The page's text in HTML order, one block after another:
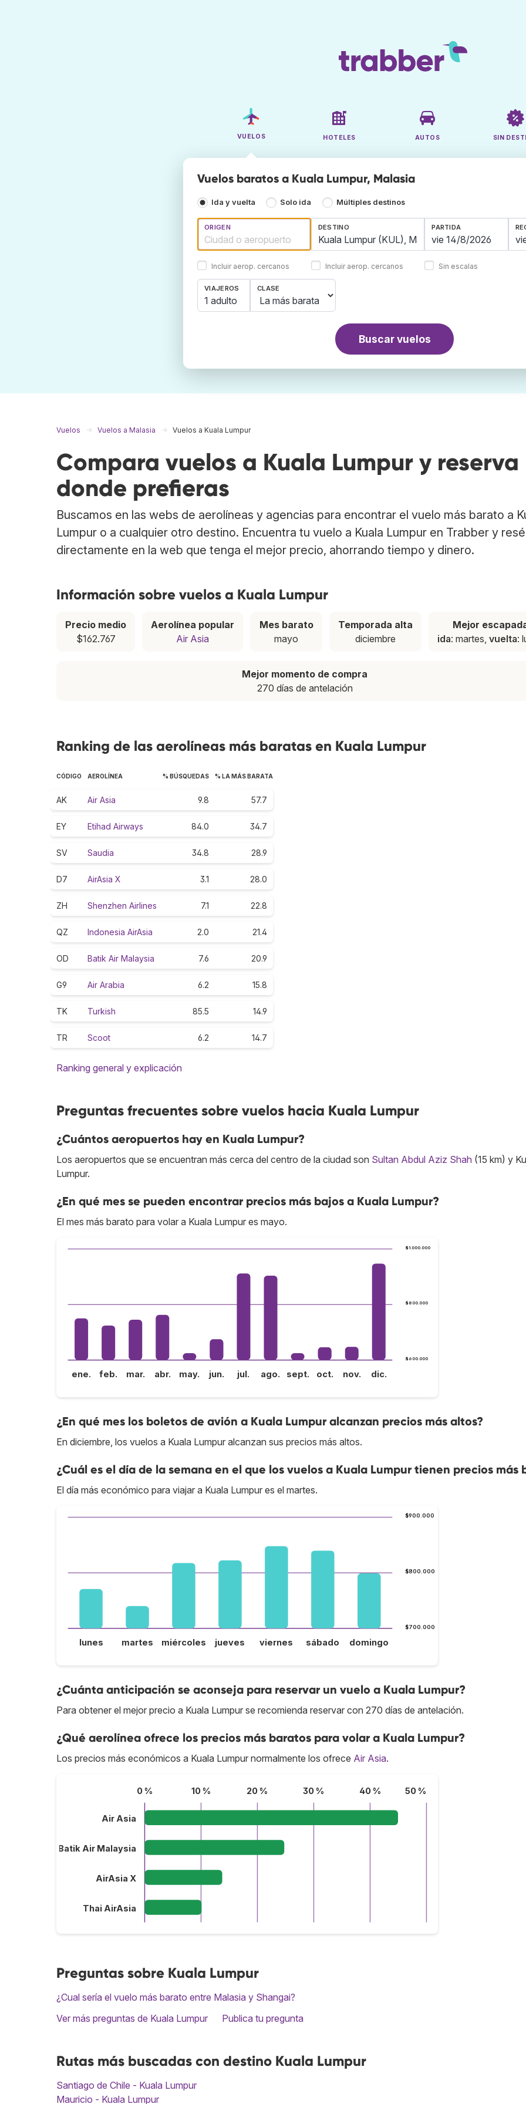
VUELOS HOTELES AUTOS SIN
Vuelos baratos a Kuala Lumpur, Malasia
Ida y vuelta Solo ida Múltiples destinos
ORIGEN
Incluir aerop. cercanos
DESTINO
Incluir aerop. cercanos
PARTIDA
Sin escalas
VIAJEROS
1 adulto
CLASE
Buscar vuelos
Vuelos Vuelos a Malasia Vuelos a Kuala Lumpur
Compara vuelos a Kuala Lumpur y reserva
donde prefieras
Buscamos en las webs de aerolíneas y agencias para encontrar el vuelo más barato a
Lumpur o a cualquier otro destino. Encuentra tu vuelo a Kuala Lumpur en Trabber y
directamente en la web que tenga el mejor precio, ahorrando tiempo y dinero.
Información sobre vuelos a Kuala Lumpur
Precio medio
$162.767
Aerolínea popular
Air Asia
Mes barato
mayo
Temporada alta
diciembre
Mejor
ida: martes, vuelta:
Mejor momento de compra
270 días de antelación
Ranking de las aerolíneas más baratas en Kuala Lumpur
CÓDIGO AEROLÍNEA % BÚSQUEDAS % LA MÁS BARATA
AK Air Asia 9.8 57.7
EY Etihad Airways 84.0 34.7
SV Saudia 34.8 28.9
D7 AirAsia X 3.1 28.0
ZH Shenzhen Airlines 7.1 22.8
QZ Indonesia AirAsia 2.0 21.4
OD Batik Air Malaysia 7.6 20.9
G9 Air Arabia 6.2 15.8
TK Turkish 85.5 14.9
TR Scoot 6.2 14.7
Ranking general y explicación
Preguntas frecuentes sobre vuelos hacia Kuala Lumpur
¿Cuántos aeropuertos hay en Kuala Lumpur?
Los aeropuertos que se encuentran más cerca del centro de la ciudad son Sultan Abdul Aziz Shah (15 km) y
Lumpur.
¿En qué mes se pueden encontrar precios más bajos a Kuala Lumpur?
El mes más barato para volar a Kuala Lumpur es mayo.
$600.000
$800.000
$1.000.000
ene. feb. mar. abr. may. jun. jul. ago. sept. oct. nov. dic.
¿En qué mes los boletos de avión a Kuala Lumpur alcanzan precios más altos?
En diciembre, los vuelos a Kuala Lumpur alcanzan sus precios más altos.
¿Cuál es el día de la semana en el que los vuelos a Kuala Lumpur tienen precios más
El día más económico para viajar a Kuala Lumpur es el martes.
$700.000
$800.000
$900.000
lunes martes miércoles jueves viernes sábado domingo
¿Cuánta anticipación se aconseja para reservar un vuelo a Kuala Lumpur?
Para obtener el mejor precio a Kuala Lumpur se recomienda reservar con 270 días de antelación.
¿Qué aerolínea ofrece los precios más baratos para volar a Kuala Lumpur?
Los precios más económicos a Kuala Lumpur normalmente los ofrece Air Asia.
0 % 10 % 20 % 30 % 40 % 50 %
Air Asia
Batik Air Malaysia
AirAsia X
Thai AirAsia
Preguntas sobre Kuala Lumpur
¿Cual sería el vuelo más barato entre Malasia y Shangai?
Ver más preguntas de Kuala Lumpur
Publica tu pregunta
Rutas más buscadas con destino Kuala Lumpur
Santiago de Chile - Kuala Lumpur
Mauricio - Kuala Lumpur